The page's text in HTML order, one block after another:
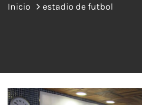
Inicio estadio de futbol